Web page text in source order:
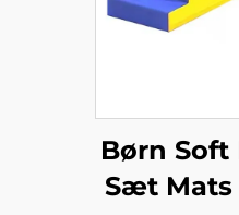
Børn Soft
Sæt Mats